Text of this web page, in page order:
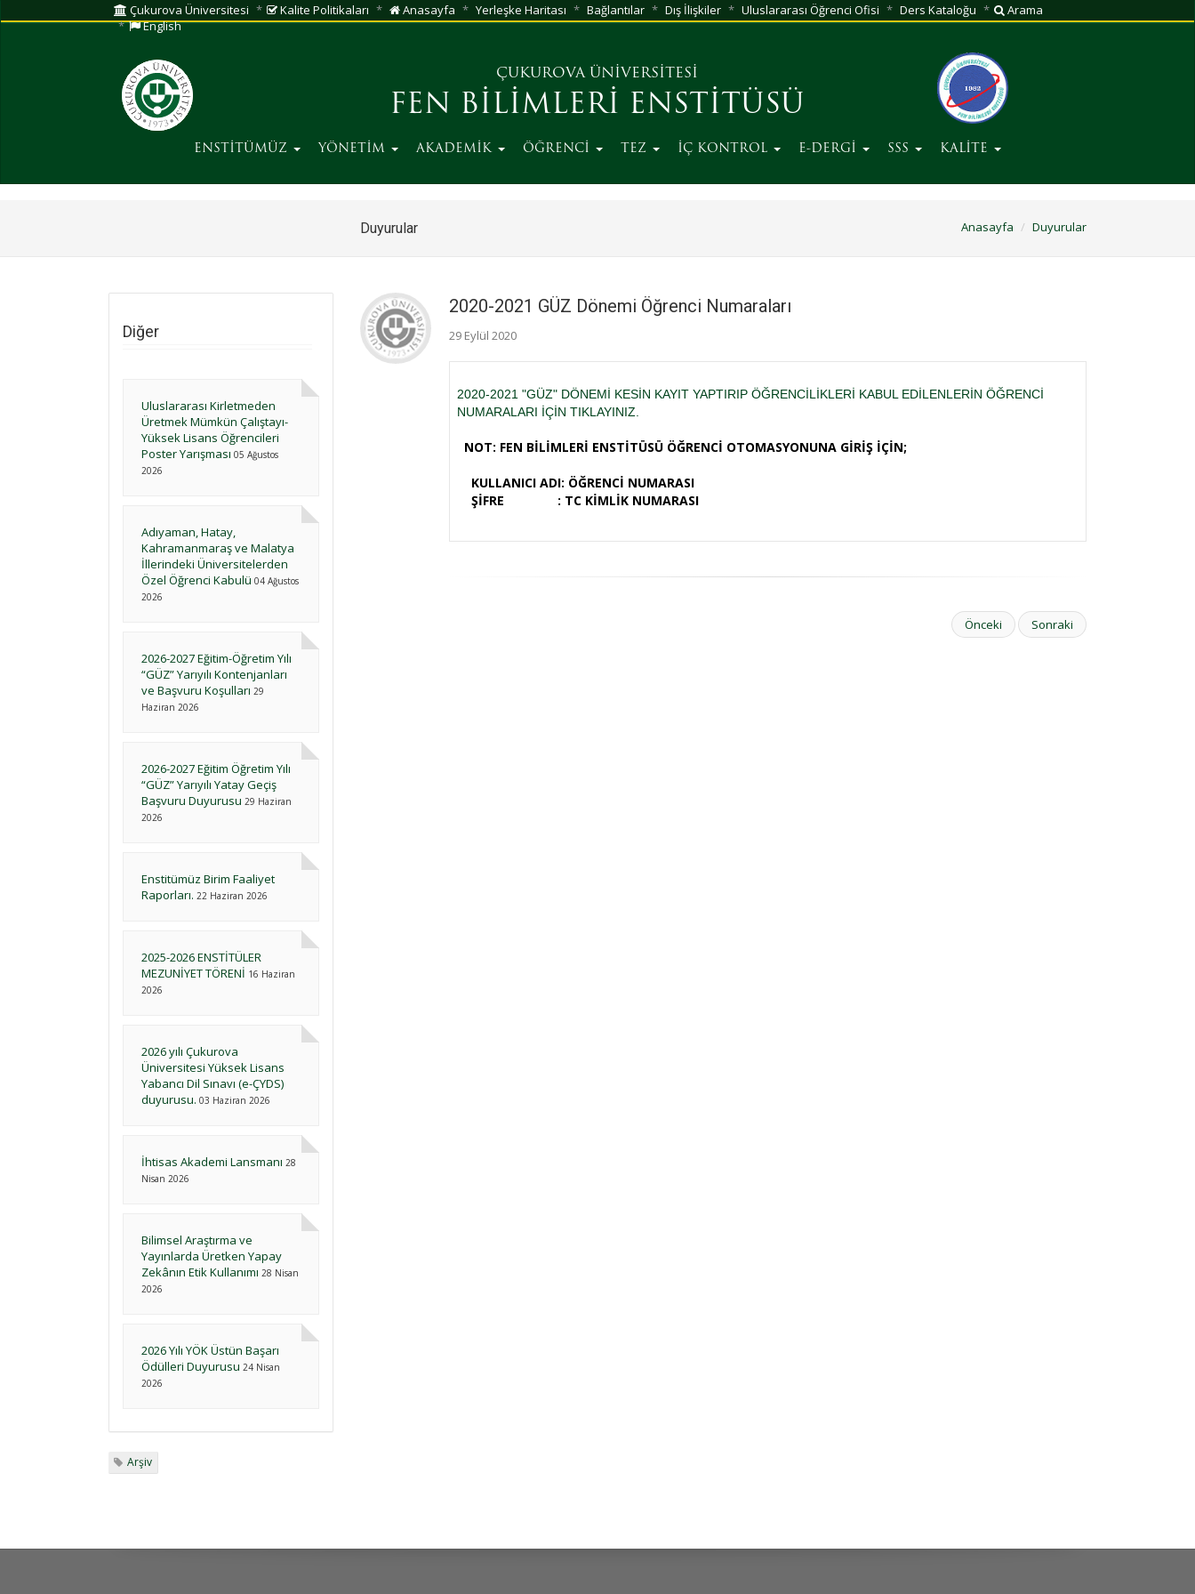
Çukurova Üniversitesi Kalite Politikaları Anasayfa Yerleşke Haritası Bağlantılar Dış İlişkiler Uluslararası Öğrenci Ofisi Ders Kataloğu
Arama
English
ÇUKUROVA ÜNİVERSİTESİ
FEN BİLİMLERİ ENSTİTÜSÜ
ENSTİTÜMÜZ YÖNETİM AKADEMİK ÖĞRENCİ TEZ İÇ KONTROL E-DERGİ SSS KALİTE
Duyurular Anasayfa Duyurular
Diğer
Uluslararası Kirletmeden
Üretmek Mümkün Çalıştayı-
Yüksek Lisans Öğrencileri
Poster Yarışması 05 Ağustos
2026
Adıyaman, Hatay,
Kahramanmaraş ve Malatya
İllerindeki Üniversitelerden
Özel Öğrenci Kabulü 04 Ağustos
2026
2026-2027 Eğitim-Öğretim Yılı
“GÜZ” Yarıyılı Kontenjanları
ve Başvuru Koşulları 29
Haziran 2026
2026-2027 Eğitim Öğretim Yılı
“GÜZ” Yarıyılı Yatay Geçiş
Başvuru Duyurusu 29 Haziran
2026
Enstitümüz Birim Faaliyet
Raporları. 22 Haziran 2026
2025-2026 ENSTİTÜLER
MEZUNİYET TÖRENİ 16 Haziran
2026
2026 yılı Çukurova
Üniversitesi Yüksek Lisans
Yabancı Dil Sınavı (e-ÇYDS)
duyurusu. 03 Haziran 2026
İhtisas Akademi Lansmanı 28
Nisan 2026
Bilimsel Araştırma ve
Yayınlarda Üretken Yapay
Zekânın Etik Kullanımı 28 Nisan
2026
2026 Yılı YÖK Üstün Başarı
Ödülleri Duyurusu 24 Nisan
2026
Arşiv
2020-2021 GÜZ Dönemi Öğrenci Numaraları
29 Eylül 2020
2020-2021 "GÜZ" DÖNEMİ KESİN KAYIT YAPTIRIP ÖĞRENCİLİKLERİ KABUL EDİLENLERİN ÖĞRENCİ
NUMARALARI İÇİN TIKLAYINIZ.
NOT: FEN BİLİMLERİ ENSTİTÜSÜ ÖĞRENCİ OTOMASYONUNA GİRİŞ İÇİN;
KULLANICI ADI: ÖĞRENCİ NUMARASI
ŞİFRE : TC KİMLİK NUMARASI
Önceki Sonraki